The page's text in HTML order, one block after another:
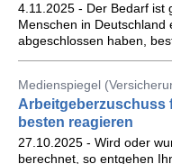
4.11.2025 - Der Bedarf ist
Menschen in Deutschland
abgeschlossen haben,
Medienspiegel
Arbeitgeberzuschuss
besten reagieren
27.10.2025 - Wird oder
berechnet, so entgehen